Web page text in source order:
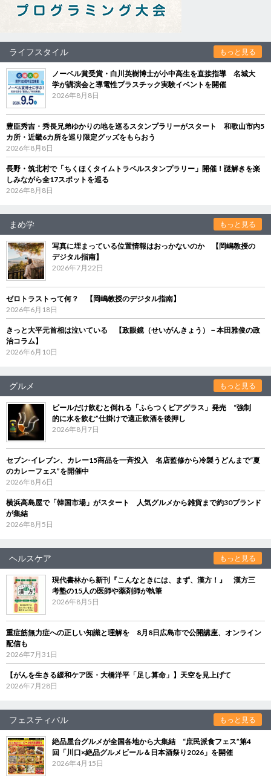
ライフスタイル もっと見る
ノーベル賞受賞・白川英樹博士が小中高生を直接指導 名城大
学が講演会と導電性プラスチック実験イベントを開催
2026年8月8日
豊臣秀吉・秀長兄弟ゆかりの地を巡るスタンプラリーがスタート 和歌山市内5
カ所・近畿6カ所を巡り限定グッズをもらおう
2026年8月8日
長野・筑北村で「ちくほくタイムトラベルスタンプラリー」開催！謎解きを楽
しみながら全17スポットを巡る
2026年8月8日
まめ学 もっと見る
写真に埋まっている位置情報はおっかないのか 【岡嶋教授の
デジタル指南】
2026年7月22日
ゼロトラストって何？ 【岡嶋教授のデジタル指南】
2026年6月18日
きっと大平元首相は泣いている 【政眼鏡（せいがんきょう）－本田雅俊の政
治コラム】
2026年6月10日
グルメ もっと見る
ビールだけ飲むと倒れる「ふらつくビアグラス」発売 “強制
的に水を飲む”仕掛けで適正飲酒を後押し
2026年8月7日
セブン‐イレブン、カレー15商品を一斉投入 名店監修から冷製うどんまで“夏
のカレーフェス”を開催中
2026年8月6日
横浜高島屋で「韓国市場」がスタート 人気グルメから雑貨まで約30ブランド
が集結
2026年8月5日
ヘルスケア もっと見る
現代書林から新刊『こんなときには、まず、漢方！』 漢方三
考塾の15人の医師や薬剤師が執筆
2026年8月5日
重症筋無力症への正しい知識と理解を 8月8日広島市で公開講座、オンライン
配信も
2026年7月31日
【がんを生きる緩和ケア医・大橋洋平「足し算命」】天空を見上げて
2026年7月28日
フェスティバル もっと見る
絶品屋台グルメが全国各地から大集結 “庶民派食フェス”第4
回「川口×絶品グルメビール＆日本酒祭り2026」を開催
2026年4月15日